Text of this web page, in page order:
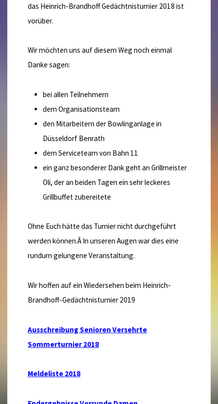
das Heinrich-Brandhoff Gedächtnisturnier 2018 ist
vorüber.
Wir möchten uns auf diesem Weg noch einmal
Danke sagen:
bei allen Teilnehmern
dem Organisationsteam
den Mitarbeitern der Bowlinganlage in
Düsseldorf Benrath
dem Serviceteam von Bahn 11
ein ganz besonderer Dank geht an Grillmeister
Oli, der an beiden Tagen ein sehr leckeres
Grillbuffet zubereitete
Ohne Euch hätte das Turnier nicht durchgeführt
werden können.Â In unseren Augen war dies eine
rundum gelungene Veranstaltung.
Wir hoffen auf ein Wiedersehen beim Heinrich-
Brandhoff-Gedächtnisturnier 2019
Ausschreibung Senioren Versehrte
Sommerturnier 2018
Meldeliste 2018